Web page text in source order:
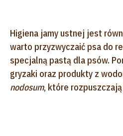
Higiena jamy ustnej jest
warto przyzwyczaić psa do
specjalną pastą dla psów.
gryzaki oraz produkty z
nodosum, które rozpuszczają